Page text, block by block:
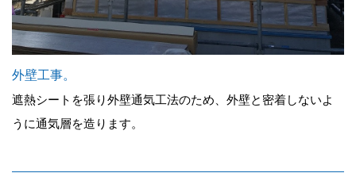
外壁工事。
遮熱シートを張り外壁通気工法のため、外壁と密着しないよ
うに通気層を造ります。